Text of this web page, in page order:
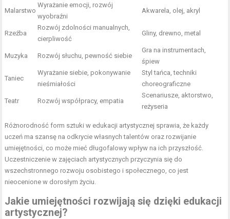
Malarstwo
Wyrażanie emocji, rozwój
wyobraźni
Akwarela, olej, akryl
Rzeźba
Rozwój zdolności manualnych,
cierpliwość
Gliny, drewno, metal
Muzyka Rozwój słuchu, pewność siebie
Gra na instrumentach,
śpiew
Taniec
Wyrażanie siebie, pokonywanie
nieśmiałości
Styl tańca, techniki
choreograficzne
Teatr Rozwój współpracy, empatia
Scenariusze, aktorstwo,
reżyseria
Różnorodność form sztuki w edukacji artystycznej sprawia, że każdy
uczeń ma szansę na odkrycie własnych talentów oraz rozwijanie
umiejętności, co może mieć długofalowy wpływ na ich przyszłość.
Uczestniczenie w zajęciach artystycznych przyczynia się do
wszechstronnego rozwoju osobistego i społecznego, co jest
nieocenione w dorosłym życiu.
Jakie umiejętności rozwijają się dzięki edukacji
artystycznej?